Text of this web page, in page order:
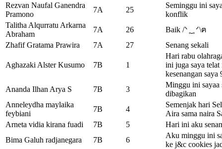
Rezvan Naufal Ganendra
Pramono
7A 25
Seminggu ini
konflik
Talitha Alqurratu Arkarna
Abraham
7A 26
Baik /ᐠ ̥ ̮ ̥ ᐟ\ฅ
Zhafif Gratama Prawira
7A 27 Senang sekali
Aghazaki Alster Kusumo 7B 1
Hari rabu
ini juga saya
kesenangan saya
Ananda Ilhan Arya S
7B 3
Minggu ini sayaa
dibagikan
Anneleydha maylaika
feybiani
7B 4
Semenjak hari
Aira sama naira
Arneta vidia kirana fuadi
7B 5
Hari ini aku
Bima Galuh radjanegara
7B 6
Aku minggu ini
ke j&c cookies